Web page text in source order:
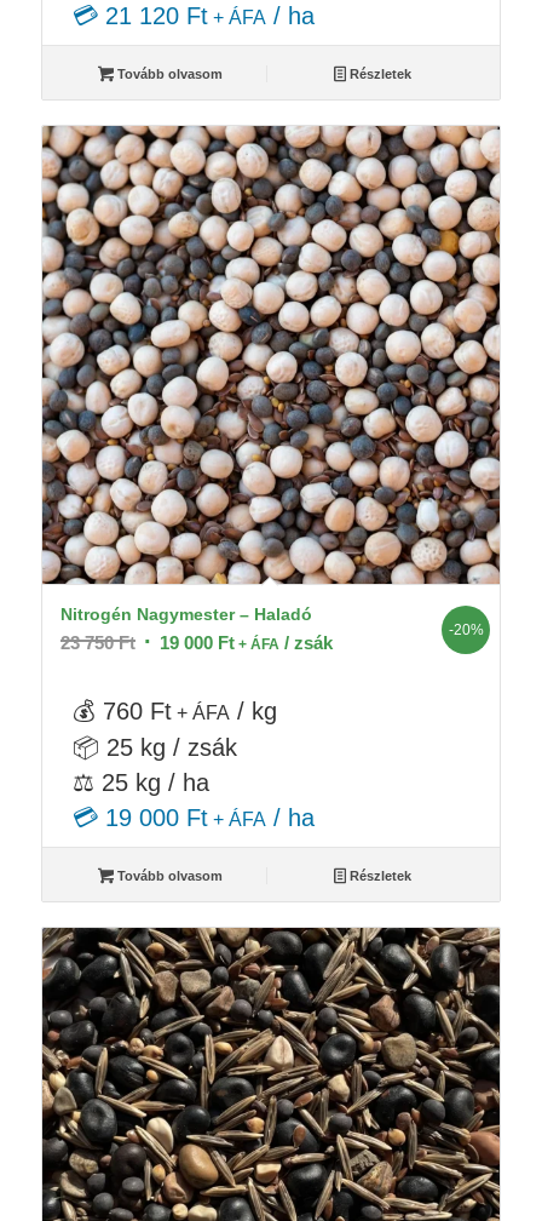
💳 21 120 Ft+ ÁFA/ ha
Tovább olvasom Részletek
Nitrogén Nagymester – Haladó
23 750Ft Original
23
750 Ft.
19 000 FtCurrent
19
000 Ft.
+ ÁFA / zsák
-20%
💰 760 Ft+ ÁFA / kg
📦 25 kg / zsák
⚖️ 25 kg / ha
💳 19 000 Ft+ ÁFA/ ha
Tovább olvasom Részletek